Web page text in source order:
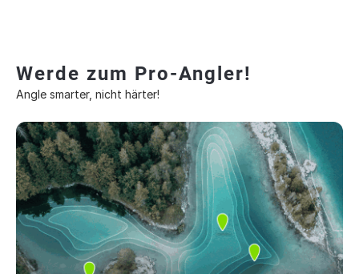
Werde zum Pro-Angler!
Angle smarter, nicht härter!